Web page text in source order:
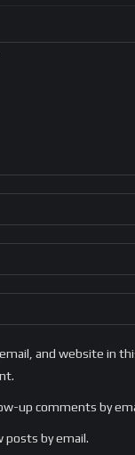
and website in
up comments by
posts by email.